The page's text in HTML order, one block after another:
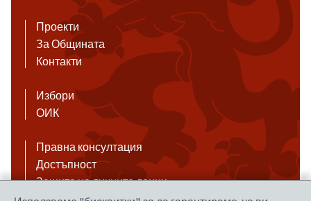
Проекти
За Общината
Контакти
Избори
ОИК
Правна консултация
Достъпност
Защита на личните данни